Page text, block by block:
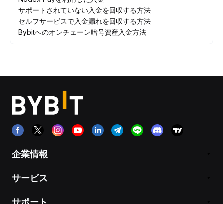
サポートされていない入金を回収する方法
セルフサービスで入金漏れを回収する方法
Bybitへのオンチェーン暗号資産入金方法
企業情報
サービス
サポート